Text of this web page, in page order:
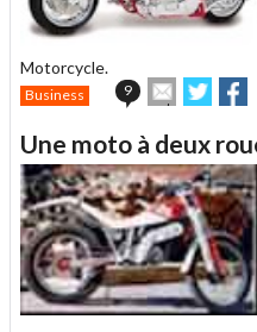
Motorcycle.
Business 9
Envoyer
cet
à
un
ami
sur sur
Une moto à deux